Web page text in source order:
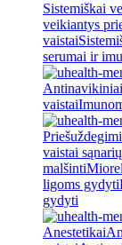
Sistemiškai
veikiantys
vaistai
serumai ir
vaistai
vaistai
malšinti
ligoms gydyti
gydyti
Anestetikai